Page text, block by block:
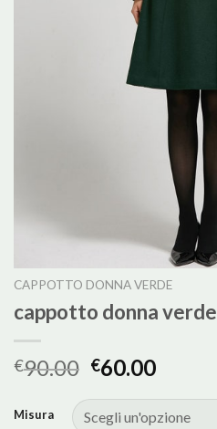
CAPPOTTO DONNA VERDE
cappotto donna verde
€90.00 €60.00
Misura